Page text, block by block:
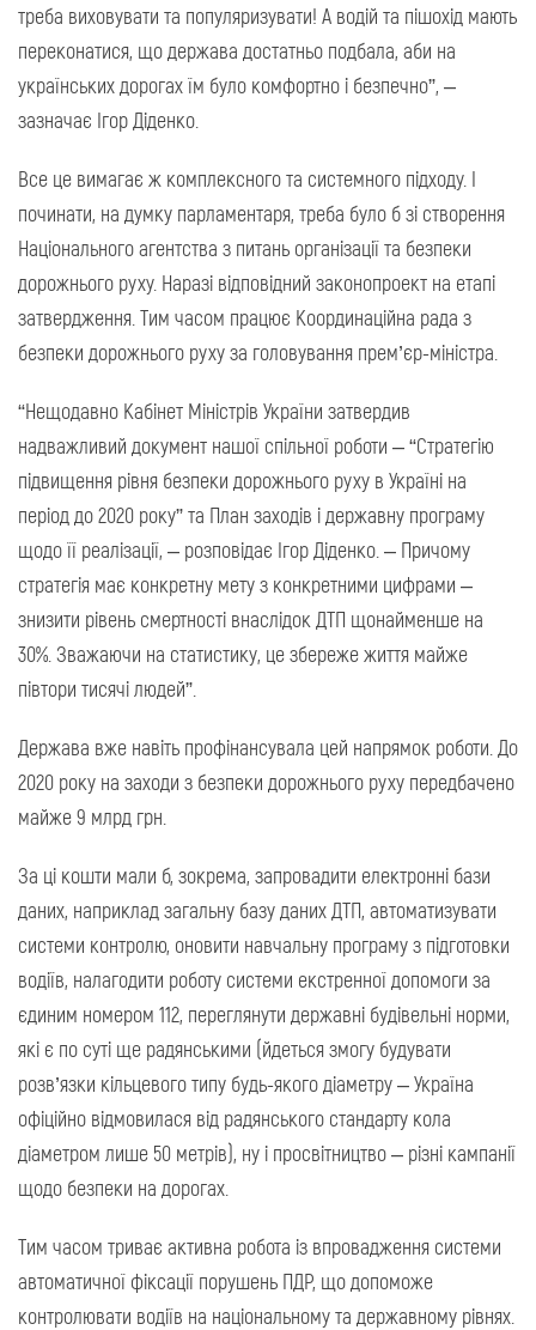
треба виховувати та популяризувати! А водій та пішохід мають
переконатися, що держава достатньо подбала, аби на
українських дорогах їм було комфортно і безпечно”, –
зазначає Ігор Діденко.
Все це вимагає ж комплексного та системного підходу. І
починати, на думку парламентаря, треба було б зі створення
Національного агентства з питань організації та безпеки
дорожнього руху. Наразі відповідний законопроект на етапі
затвердження. Тим часом працює Координаційна рада з
безпеки дорожнього руху за головування прем’єр-міністра.
“Нещодавно Кабінет Міністрів України затвердив
надважливий документ нашої спільної роботи – “Стратегію
підвищення рівня безпеки дорожнього руху в Україні на
період до 2020 року” та План заходів і державну програму
щодо її реалізації, – розповідає Ігор Діденко. – Причому
стратегія має конкретну мету з конкретними цифрами –
знизити рівень смертності внаслідок ДТП щонайменше на
30%. Зважаючи на статистику, це збереже життя майже
півтори тисячі людей”.
Держава вже навіть профінансувала цей напрямок роботи. До
2020 року на заходи з безпеки дорожнього руху передбачено
майже 9 млрд грн.
За ці кошти мали б, зокрема, запровадити електронні бази
даних, наприклад загальну базу даних ДТП, автоматизувати
системи контролю, оновити навчальну програму з підготовки
водіїв, налагодити роботу системи екстренної допомоги за
єдиним номером 112, переглянути державні будівельні норми,
які є по суті ще радянськими (йдеться змогу будувати
розв’язки кільцевого типу будь-якого діаметру – Україна
офіційно відмовилася від радянського стандарту кола
діаметром лише 50 метрів), ну і просвітництво – різні кампанії
щодо безпеки на дорогах.
Тим часом триває активна робота із впровадження системи
автоматичної фіксації порушень ПДР, що допоможе
контролювати водіїв на національному та державному рівнях.